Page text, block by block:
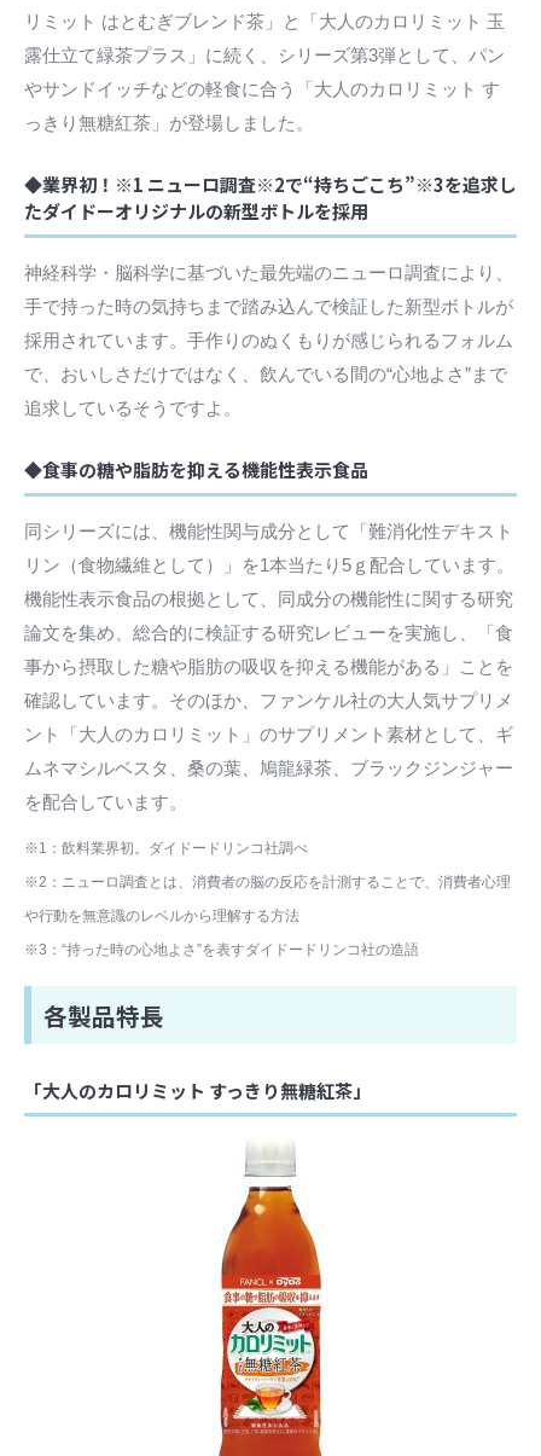
リミット はとむぎブレンド茶」と「大人のカロリミット 玉
露仕立て緑茶プラス」に続く、シリーズ第3弾として、パン
やサンドイッチなどの軽食に合う「大人のカロリミット す
っきり無糖紅茶」が登場しました。
◆業界初！※1 ニューロ調査※2で“持ちごこち”※3を追求し
たダイドーオリジナルの新型ボトルを採用
神経科学・脳科学に基づいた最先端のニューロ調査により、
手で持った時の気持ちまで踏み込んで検証した新型ボトルが
採用されています。手作りのぬくもりが感じられるフォルム
で、おいしさだけではなく、飲んでいる間の“心地よさ”まで
追求しているそうですよ。
◆食事の糖や脂肪を抑える機能性表示食品
同シリーズには、機能性関与成分として「難消化性デキスト
リン（食物繊維として）」を1本当たり5ｇ配合しています。
機能性表示食品の根拠として、同成分の機能性に関する研究
論文を集め、総合的に検証する研究レビューを実施し、「食
事から摂取した糖や脂肪の吸収を抑える機能がある」ことを
確認しています。そのほか、ファンケル社の大人気サプリメ
ント「大人のカロリミット」のサプリメント素材として、ギ
ムネマシルベスタ、桑の葉、鳩龍緑茶、ブラックジンジャー
を配合しています。
※1：飲料業界初。ダイドードリンコ社調べ
※2：ニューロ調査とは、消費者の脳の反応を計測することで、消費者心理
や行動を無意識のレベルから理解する方法
※3：“持った時の心地よさ”を表すダイドードリンコ社の造語
各製品特長
「大人のカロリミット すっきり無糖紅茶」